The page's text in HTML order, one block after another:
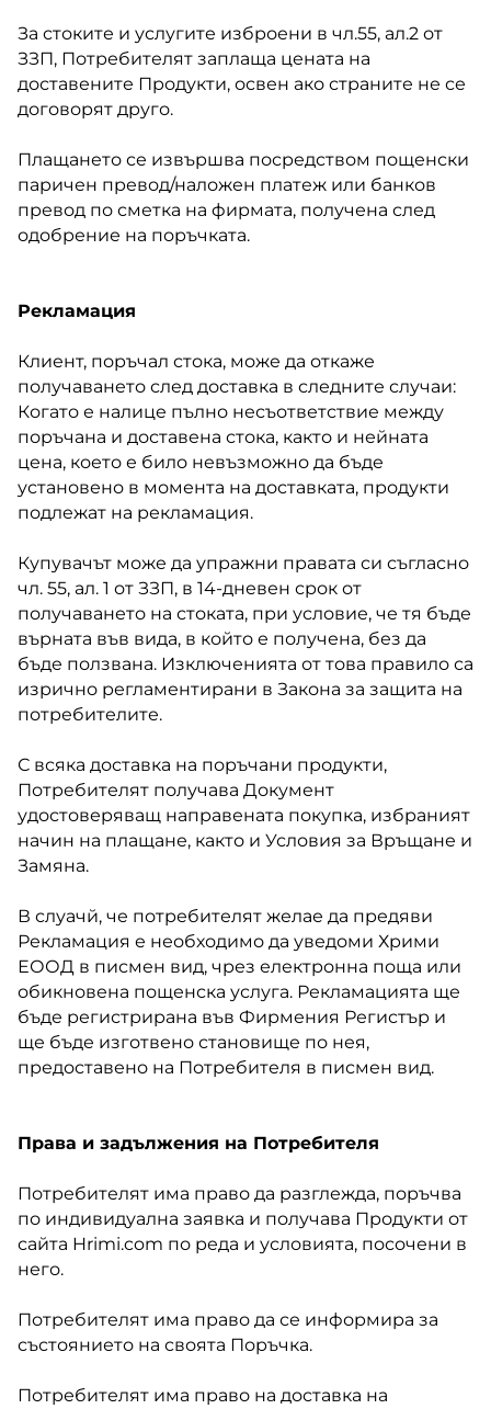
За стоките и услугите изброени в чл.55, ал.2 от
ЗЗП, Потребителят заплаща цената на
доставените Продукти, освен ако страните не се
договорят друго.
Плащането се извършва посредством пощенски
паричен превод/наложен платеж или банков
превод по сметка на фирмата, получена след
одобрение на поръчката.
Рекламация
Клиент, поръчал стока, може да откаже
получаването след доставка в следните случаи:
Когато е налице пълно несъответствие между
поръчана и доставена стока, както и нейната
цена, което е било невъзможно да бъде
установено в момента на доставката, продукти
подлежат на рекламация.
Купувачът може да упражни правата си съгласно
чл. 55, ал. 1 от ЗЗП, в 14-дневен срок от
получаването на стоката, при условие, че тя бъде
върната във вида, в който е получена, без да
бъде ползвана. Изключенията от това правило са
изрично регламентирани в Закона за защита на
потребителите.
С всяка доставка на поръчани продукти,
Потребителят получава Документ
удостоверяващ направената покупка, избраният
начин на плащане, както и Условия за Връщане и
Замяна.
В слуачй, че потребителят желае да предяви
Рекламация е необходимо да уведоми Хрими
ЕООД в писмен вид, чрез електронна поща или
обикновена пощенска услуга. Рекламацията ще
бъде регистрирана във Фирмения Регистър и
ще бъде изготвено становище по нея,
предоставено на Потребителя в писмен вид.
Права и задължения на Потребителя
Потребителят има право да разглежда, поръчва
по индивидуална заявка и получава Продукти от
сайта Hrimi.com по реда и условията, посочени в
него.
Потребителят има право да се информира за
състоянието на своята Поръчка.
Потребителят има право на доставка на